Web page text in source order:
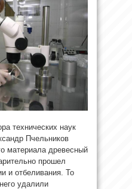
технических наук
Пчельников
материала древесный
прошел
и отбеливания. То
удалили